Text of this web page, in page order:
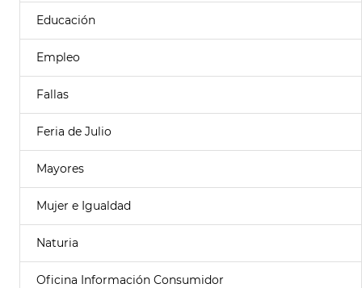
Educación
Empleo
Fallas
Feria de Julio
Mayores
Mujer e Igualdad
Naturia
Oficina Información Consumidor